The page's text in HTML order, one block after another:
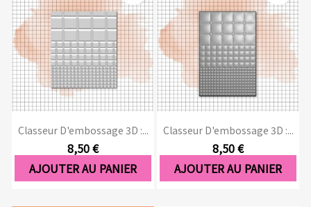
Classeur D'embossage 3D :...
8,50 €
AJOUTER AU PANIER
Classeur D'embossage 3D :...
8,50 €
AJOUTER AU PANIER